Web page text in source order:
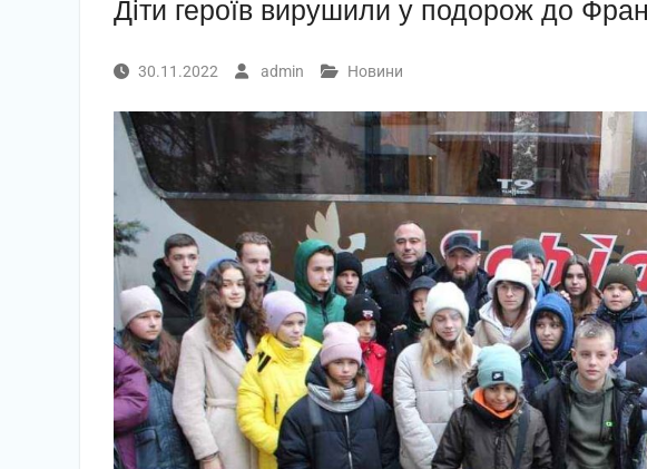
Діти героїв вирушили у подорож до
30.11.2022 admin Новини